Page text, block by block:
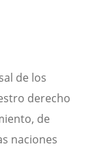
de los
derecho
de
naciones